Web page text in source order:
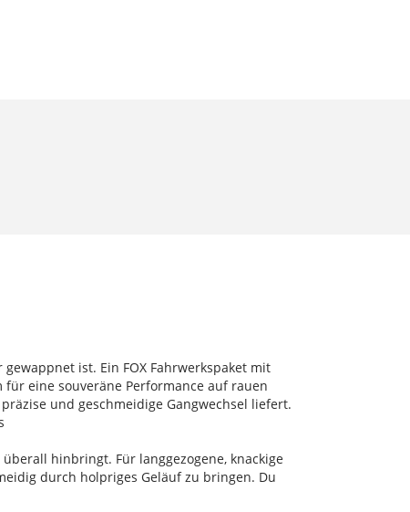
ist. Ein FOX Fahrwerkspaket mit
eine souveräne Performance auf rauen
und geschmeidige Gangwechsel liefert.
hinbringt. Für langgezogene, knackige
durch holpriges Geläuf zu bringen. Du